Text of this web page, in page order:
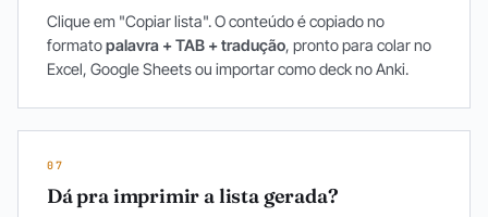
Clique em "Copiar lista". O conteúdo é copiado no
formatopalavra + TAB + tradução, pronto para colar no
Excel, Google Sheets ou importar como deck no Anki.
07
Dá pra imprimir a lista gerada?